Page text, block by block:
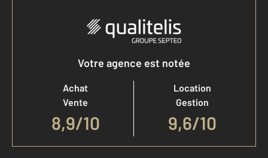
Votre agence est notée
Achat
Vente
8,9/10
Location
Gestion
9,6/10